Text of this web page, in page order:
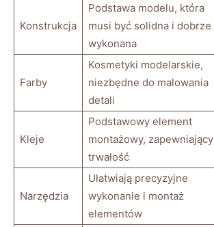
Konstrukcja
Podstawa modelu, która
musi być solidna i dobrze
wykonana
Farby
Kosmetyki modelarskie,
niezbędne do malowania
detali
Kleje
Podstawowy element
montażowy, zapewniający
trwałość
Narzędzia
Ułatwiają precyzyjne
wykonanie i montaż
elementów